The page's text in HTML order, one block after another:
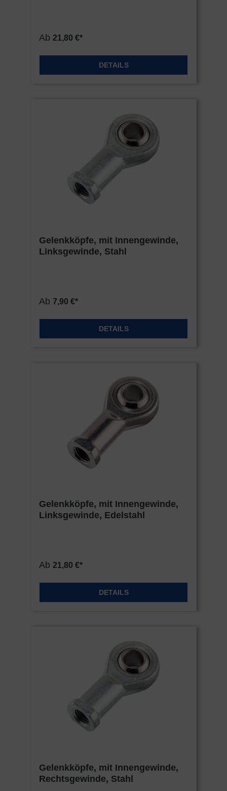
Ab 21,80 €*
DETAILS
Gelenkköpfe, mit Innengewinde,
Linksgewinde, Stahl
Ab 7,90 €*
DETAILS
Gelenkköpfe, mit Innengewinde,
Linksgewinde, Edelstahl
Ab 21,80 €*
DETAILS
Gelenkköpfe, mit Innengewinde,
Rechtsgewinde, Stahl